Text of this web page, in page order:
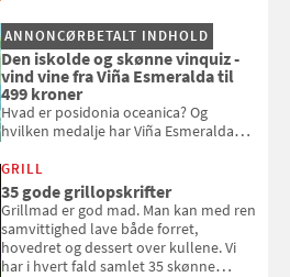
og se, hvordan du gør
ANNONCØRBETALT INDHOLD
Den iskolde og skønne vinquiz -
vind vine fra Viña Esmeralda til
499 kroner
Hvad er posidonia oceanica? Og
hvilken medalje har Viña Esmeralda
med i Samvirkes skønne vinquiz, hvor
du kan vinde 6 flasker vin fra Viña
Esmeralda. Konkurrencen slutter 1.
september 2026.
GRILL
35 gode grillopskrifter
Grillmad er god mad. Man kan med ren
samvittighed lave både forret,
hovedret og dessert over kullene. Vi
har i hvert fald samlet 35 skønne